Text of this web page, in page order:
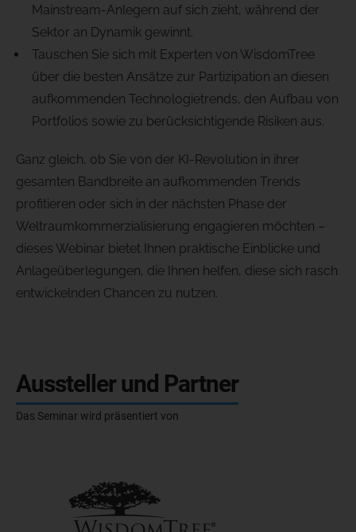
Mainstream-Anlegern auf sich zieht, während der
Sektor an Dynamik gewinnt.
Tauschen Sie sich mit Experten von WisdomTree
über die besten Ansätze zur Partizipation an diesen
aufkommenden Technologietrends, den Aufbau von
Portfolios sowie zu berücksichtigende Risiken aus.
Ganz gleich, ob Sie von der KI-Revolution in ihrer
gesamten Bandbreite an aufkommenden Trends
profitieren oder sich in der nächsten Phase der
Weltraumkommerzialisierung engagieren möchten –
dieses Webinar bietet Ihnen praktische Einblicke und
Anlageüberlegungen, die Ihnen helfen, diese sich rasch
entwickelnden Chancen zu nutzen.
Aussteller und Partner
Das Seminar wird präsentiert von